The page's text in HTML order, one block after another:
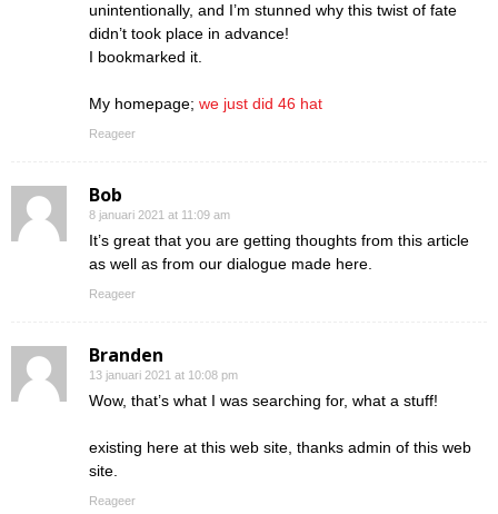
unintentionally, and I’m stunned why this twist of fate
didn’t took place in advance!
I bookmarked it.
My homepage; we just did 46 hat
Reageer
Bob
8 januari 2021 at 11:09 am
It’s great that you are getting thoughts from this article
as well as from our dialogue made here.
Reageer
Branden
13 januari 2021 at 10:08 pm
Wow, that’s what I was searching for, what a stuff!
existing here at this web site, thanks admin of this web
site.
Reageer